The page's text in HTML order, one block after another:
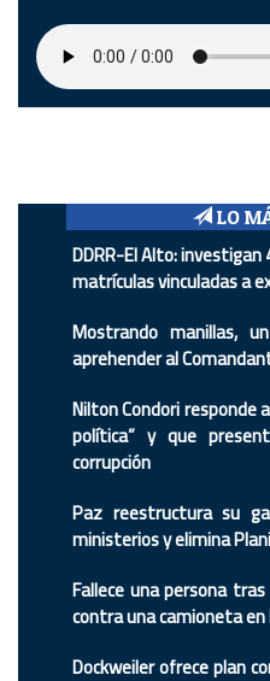
LO
DDRR-El Alto:
matrículas vinculadas a
Mostrando manillas,
aprehender al
Nilton Condori responde
política” y que
corrupción
Paz reestructura su
ministerios y elimina
Fallece una persona
contra una camioneta
Dockweiler ofrece plan